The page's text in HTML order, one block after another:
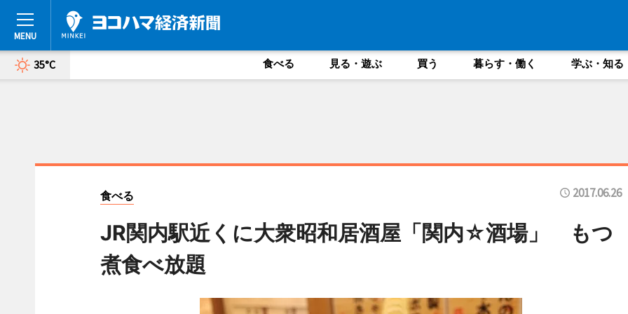
35°C 食べる 見る・遊ぶ 買う 暮らす・働く 学ぶ・知る
食べる 2017.06.26
JR関内駅近くに大衆昭和居酒屋「関内☆酒場」 もつ
煮食べ放題